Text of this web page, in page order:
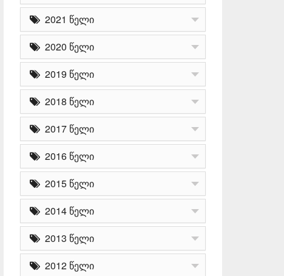
2021 წელი
2020 წელი
2019 წელი
2018 წელი
2017 წელი
2016 წელი
2015 წელი
2014 წელი
2013 წელი
2012 წელი